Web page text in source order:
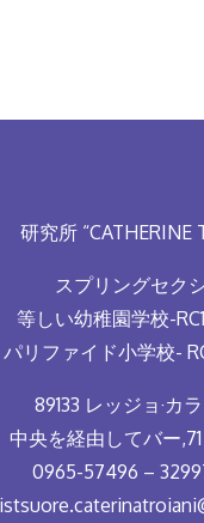
研究所 “CATHERINE
スプリングセク
等しい幼稚園学校-
パリファイド小学校-
89133 レッジョ·カ
中央を経由してバー
0965-57496 –